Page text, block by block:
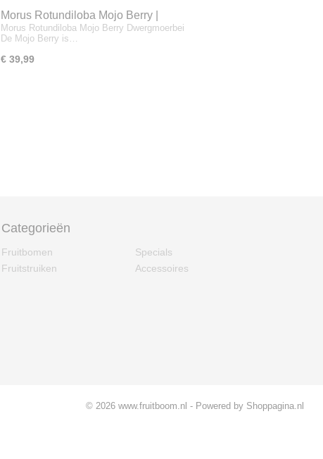
Morus Rotundiloba Mojo Berry |
Dwergmoerbei | patio
Morus Rotundiloba Mojo Berry Dwergmoerbei
De Mojo Berry is…
€ 39,99
Categorieën
Fruitbomen
Fruitstruiken
Specials
Accessoires
© 2026 www.fruitboom.nl - Powered by Shoppagina.nl